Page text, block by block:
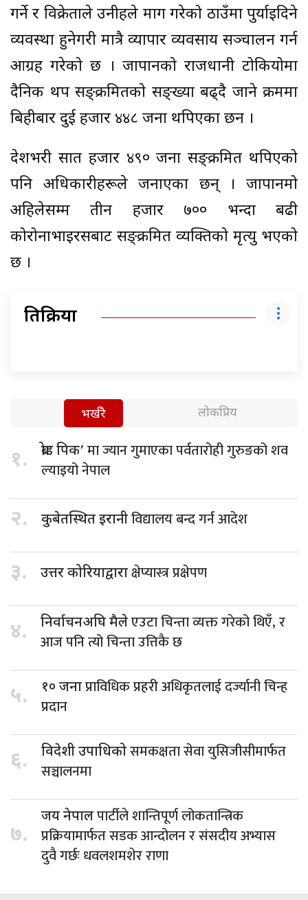
गर्ने र विक्रेताले उनीहरुले माग गरेको ठाउँमा पुर्याइदिने
व्यवस्था हुनेगरी मात्रै व्यापार व्यवसाय सञ्चालन गर्न
आग्रह गरेको छ । जापानको राजधानी टोकियोमा
दैनिक थप सङ्क्रमितको सङ्ख्या बढ्दै जाने क्रममा
बिहीबार दुई हजार ४४८ जना थपिएका छन ।
देशभरी सात हजार ४९० जना सङ्क्रमित थपिएको
पनि अधिकारीहरूले जनाएका छन् । जापानमो
अहिलेसम्म तीन हजार ७०० भन्दा बढी
कोरोनाभाइरसबाट सङ्क्रमित व्यक्तिको मृत्यु भएको
छ ।
प्रतिक्रिया
भर्खरै लोकप्रिय
१. ब्रोड पिक’ मा ज्यान गुमाएका पर्वतारोही गुरुङको शव
ल्याइयो नेपाल
२. कुबेतस्थित इरानीविद्यालय बन्द गर्न आदेश
३. उत्तर कोरियाद्वाराक्षेप्यास्त्र प्रक्षेपण
४. निर्वाचनअघि मैलेएउटा चिन्ता व्यक्त गरेको थिएँ, र
आज पनि त्यो चिन्ता उत्तिकै छ
५. १० जनाप्राविधिक प्रहरी अधिकृतलाई दर्ज्यानी चिन्ह
प्रदान
६. विदेशी उपाधिकोसमकक्षता सेवा युसिजीसीमार्फत
सञ्चालनमा
७.
जय नेपालपार्टीले शान्तिपूर्ण लोकतान्त्रिक
प्रक्रियामार्फत सडक आन्दोलन र संसदीय अभ्यास
दुवै गर्छः धवलशमशेर राणा